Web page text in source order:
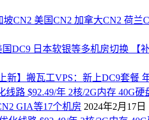
【
上新】搬瓦工VPS：新上DC9套餐
GIA等17个机房 2024年2月17日